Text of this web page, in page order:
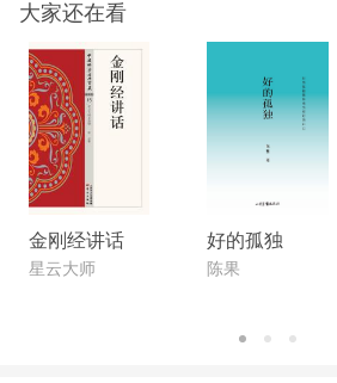
透过八部诸尊独特的个性，体悟
的深刻认知。
【推荐语】
紫图任何图书，可加：《李居明
之雫1》任一本，即可抽奖赢大礼！ 推荐： ：唐
的天龙八部 ：图解大藏经 ：藏密神明图鉴 ：图解佛
教 获得平安、财富、健康*直的藏密法门。 直掌管生
活的所有方面，与我们现实利益
神，获得人生与事业*坚实的庇护与加持
大家还在看
金刚经讲话
星云大师
好的孤独
陈果